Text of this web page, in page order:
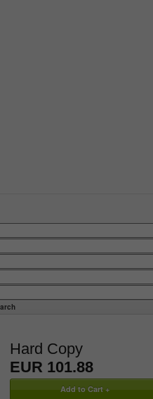
Hard Copy
EUR 101.88